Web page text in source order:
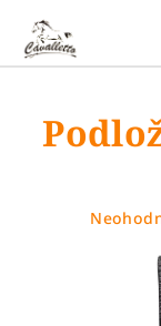
obsah